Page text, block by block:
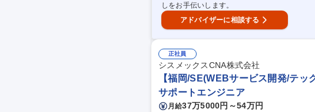
しをお手伝いします。
アドバイザーに相談する
正社員
シスメックスCNA株式会社
【福岡/SE(WEBサービス開発/テ
サポートエンジニア
月給37万5000円～54万円